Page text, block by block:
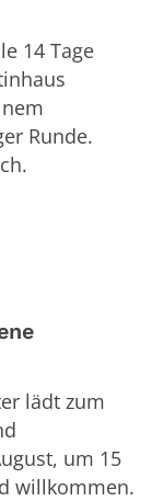
14 Tage
Runde.
lädt zum
um 15
willkommen.